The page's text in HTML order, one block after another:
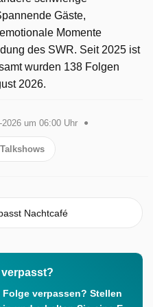
Gäste,
Momente
des SWR. Seit 2025 ist
wurden 138 Folgen
2026.
2026 um 06:00 Uhr
Talkshows
Nachtcafé
verpasst?
verpassen? Stellen